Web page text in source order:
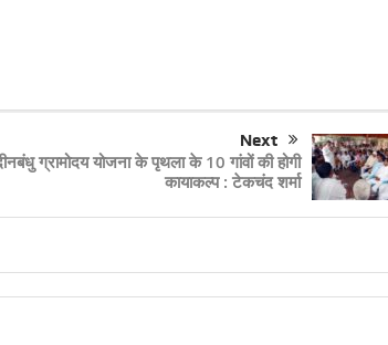
Next
ग्रामोदय योजना के पृथला के 10 गांवों की होगी
कायाकल्प : टेकचंद शर्मा